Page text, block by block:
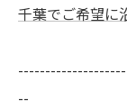
千葉でご希望に
--